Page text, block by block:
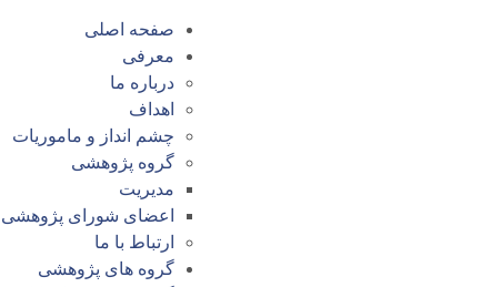
صفحه اصلی
معرفی
درباره ما
اهداف
چشم انداز و ماموریات
گروه پژوهشی
مدیریت
اعضای شورای پژوهشی
ارتباط با ما
گروه های پژوهشی